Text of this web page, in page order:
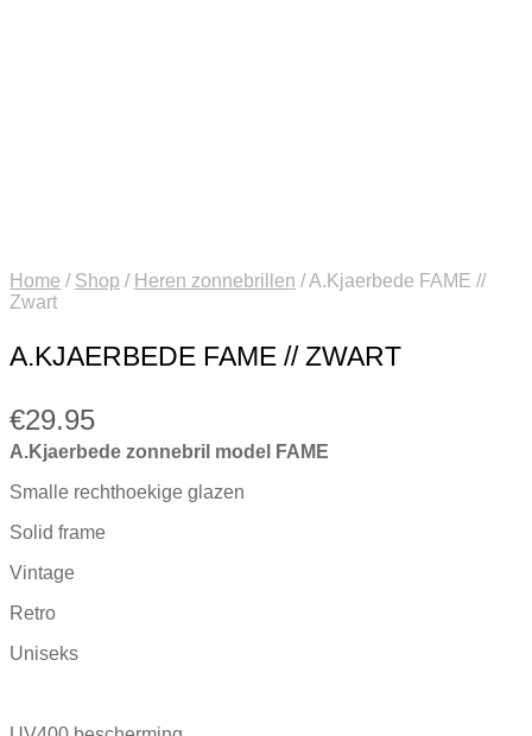
Home / Shop / Heren zonnebrillen /A.Kjaerbede FAME //
Zwart
A.KJAERBEDE FAME // ZWART
€29.95
A.Kjaerbede zonnebril model FAME
Smalle rechthoekige glazen
Solid frame
Vintage
Retro
Uniseks